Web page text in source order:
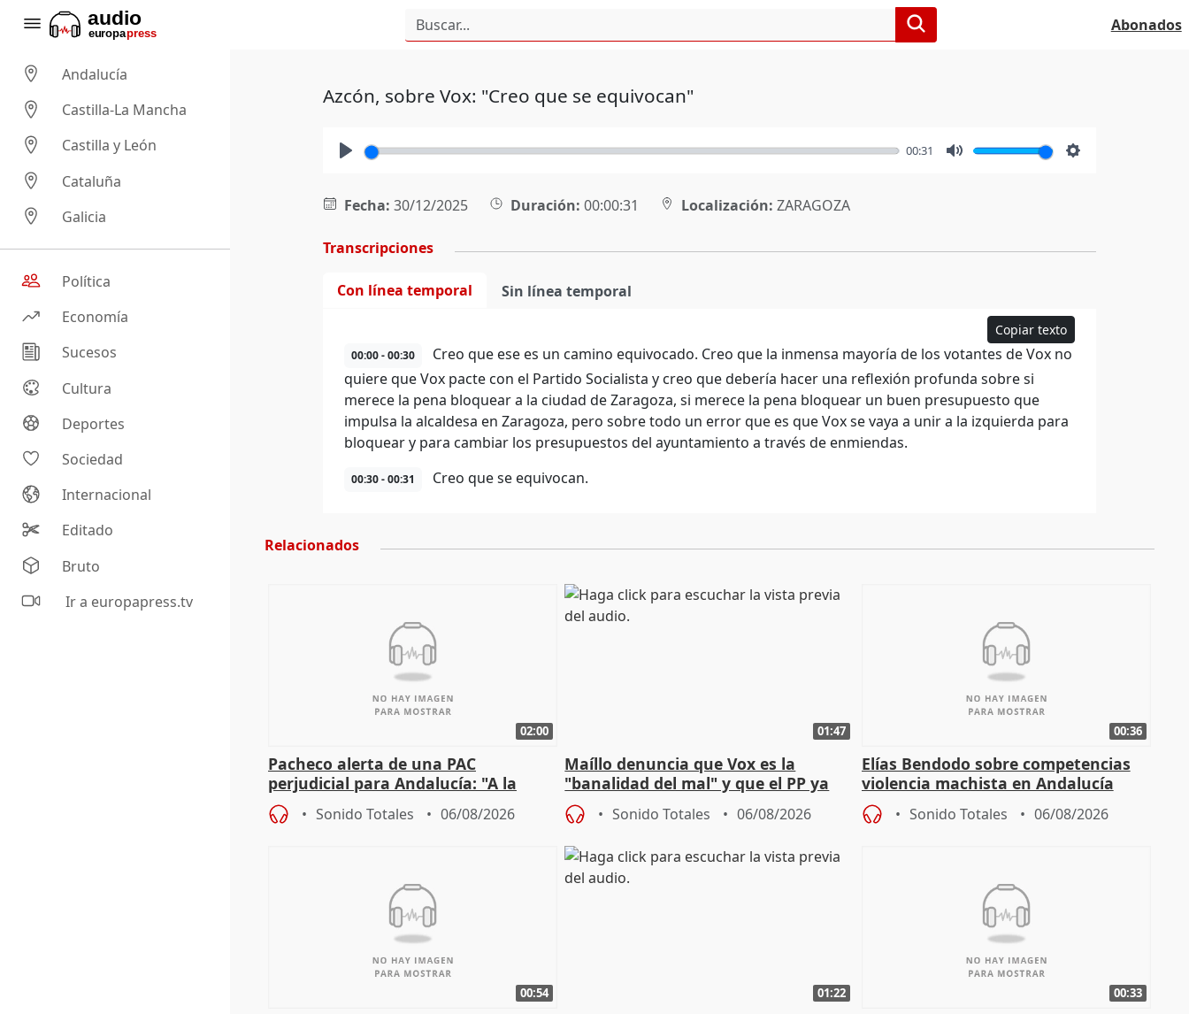
Abonados
Andalucía
Castilla-La Mancha
Castilla y León
Cataluña
Galicia
Política
Economía
Sucesos
Cultura
Deportes
Sociedad
Internacional
Editado
Bruto
Ir a europapress.tv
Azcón, sobre Vox: "Creo que se equivocan"
00:31
Fecha: 30/12/2025 Duración: 00:00:31 Localización: ZARAGOZA
Transcripciones
Con línea temporal Sin línea temporal
Copiar texto
00:00 - 00:30
Creo que ese es un camino equivocado. Creo que la inmensa mayoría de los votantes de Vox no
quiere que Vox pacte con el Partido Socialista y creo que debería hacer una reflexión profunda sobre si
merece la pena bloquear a la ciudad de Zaragoza, si merece la pena bloquear un buen presupuesto que
impulsa la alcaldesa en Zaragoza, pero sobre todo un error que es que Vox se vaya a unir a la izquierda para
bloquear y para cambiar los presupuestos del ayuntamiento a través de enmiendas.
00:30 - 00:31 Creo que se equivocan.
Relacionados
02:00
Pacheco alerta de una PAC
perjudicial para Andalucía: "A la
agricultura hay que protegerla"
Sonido Totales 06/08/2026
01:47
Maíllo denuncia que Vox es la
"banalidad del mal" y que el PP ya
asume todas sus tesis
Sonido Totales 06/08/2026
00:36
Elías Bendodo sobre competencias
violencia machista en Andalucía
Sonido Totales 06/08/2026
00:54 01:22 00:33